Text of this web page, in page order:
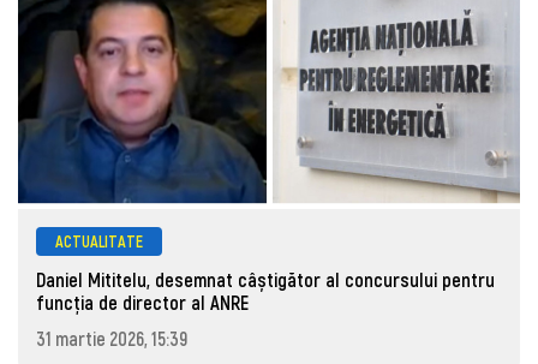
ACTUALITATE
Daniel Mititelu, desemnat câștigător al concursului pentru
funcția de director al ANRE
31 martie 2026, 15:39